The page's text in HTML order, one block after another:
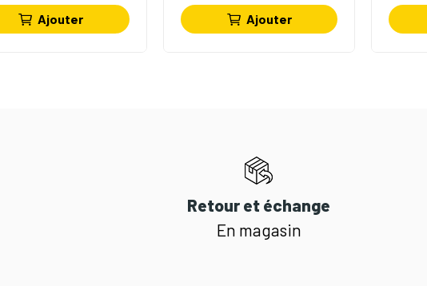
Ajouter Ajouter
Retour et échange
En magasin